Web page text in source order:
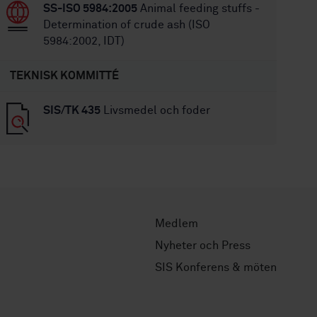
SS-ISO 5984:2005 Animal feeding stuffs -
Determination of crude ash (ISO
5984:2002, IDT)
TEKNISK KOMMITTÉ
SIS/TK 435 Livsmedel och foder
Medlem
Nyheter och Press
SIS Konferens & möten